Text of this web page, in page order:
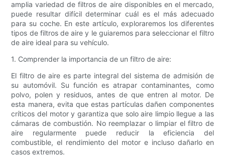
amplia variedad de filtros de aire disponibles en el mercado,
puede resultar difícil determinar cuál es el más adecuado
para su coche. En este artículo, exploraremos los diferentes
tipos de filtros de aire y le guiaremos para seleccionar el filtro
de aire ideal para su vehículo.
1. Comprender la importancia de un filtro de aire:
El filtro de aire es parte integral del sistema de admisión de
su automóvil. Su función es atrapar contaminantes, como
polvo, polen y residuos, antes de que entren al motor. De
esta manera, evita que estas partículas dañen componentes
críticos del motor y garantiza que solo aire limpio llegue a las
cámaras de combustión. No reemplazar o limpiar el filtro de
aire regularmente puede reducir la eficiencia del
combustible, el rendimiento del motor e incluso dañarlo en
casos extremos.